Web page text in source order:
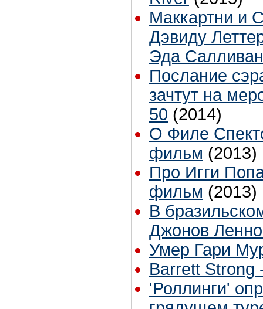
Маккартни и
Дэвиду
Эда
Послание
зачтут на
50 (2014)
О Филе
фильм (2013)
Про Игги
фильм (2013)
В
Джонов
Умер Гари
Barrett Strong
'Роллинги'